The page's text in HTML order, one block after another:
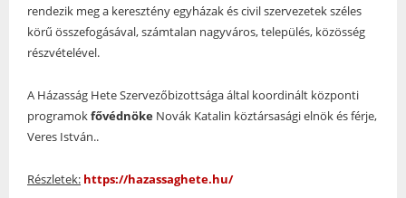
rendezik meg a keresztény egyházak és civil szervezetek széles
körű összefogásával, számtalan nagyváros, település, közösség
részvételével.
A Házasság Hete Szervezőbizottsága által koordinált központi
programokfővédnöke Novák Katalin köztársasági elnök és férje,
Veres István..
Részletek: https://hazassaghete.hu/